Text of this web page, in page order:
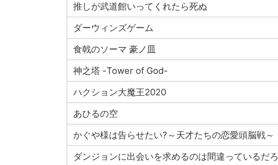
推しが武道館いってくれたら死ぬ
ダーウィンズゲーム
食戟のソーマ 豪ノ皿
神之塔 -Tower of God-
ハクション大魔王2020
あひるの空
かぐや様は告らせたい?～天才たちの恋愛頭脳戦～
ダンジョンに出会いを求めるのは間違っているだろ